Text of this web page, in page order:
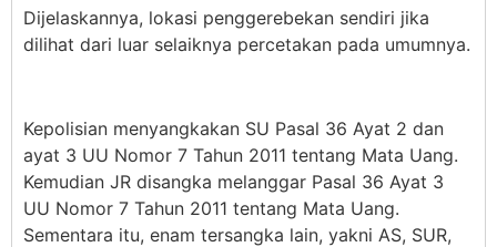
Dijelaskannya, lokasi penggerebekan sendiri jika
dilihat dari luar selaiknya percetakan pada umumnya.
Kepolisian menyangkakan SU Pasal 36 Ayat 2 dan
ayat 3 UU Nomor 7 Tahun 2011 tentang Mata Uang.
Kemudian JR disangka melanggar Pasal 36 Ayat 3
UU Nomor 7 Tahun 2011 tentang Mata Uang.
Sementara itu, enam tersangka lain, yakni AS, SUR,